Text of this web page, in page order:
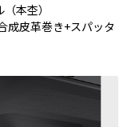
本杢）
成皮革巻き+スパッタ